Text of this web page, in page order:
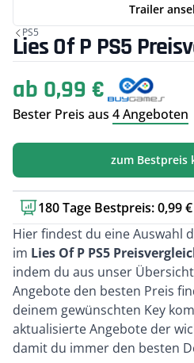
Trailer
PS5
Lies Of P PS5
ab 0,99 €
Bester Preis aus 4 Angeboten
zum Bestpreis
180 Tage Bestpreis: 0,99 €
Kurzbeschreibung
Hier findest du eine Auswahl
im Lies Of P PS5
indem du aus unser
Angebote den besten Preis
deinem gewünschten Key
aktualisierte Angebote der
damit du immer den besten